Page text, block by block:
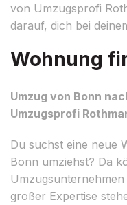
von Umzugsprofi
darauf, dich bei
Wohnung
Umzug von Bonn
Umzugsprofi
Du suchst eine neue
Bonn umziehst? Da
großer Expertise